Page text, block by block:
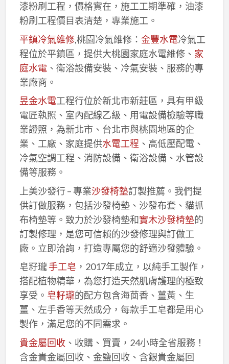
漆粉刷工程，價格實在，施工工期準確，油漆
粉刷工程價目表清楚，專業施工。
平鎮冷氣維修,桃園冷氣維修： 金豐水電冷氣工
程位於平鎮區，提供大桃園家庭水電維修、 家
庭水電、衛浴設備安裝、冷氣安裝、服務的專
業廠商。
昱金水電工程行位於新北市新莊區，具有甲級
電匠執照、室內配線乙級、用電設備檢驗等職
業證照，為新北市、台北市與桃園地區的企
業、工廠、家庭提供水電工程 、高低壓配電、
冷氣空調工程、消防設備、衛浴設備、水管設
備等服務。
上美沙發行 – 專業沙發椅墊訂製推薦。我們提
供訂做服務，包括沙發椅墊、沙發布套、貓抓
布椅墊等。致力於沙發椅墊和實木沙發椅墊的
訂製修理，是您可信賴的沙發修理與訂做工
廠。立即洽詢，打造專屬您的舒適沙發體驗。
皂籽瓏手工皂 ，2017年成立，以純手工製作，
搭配植物精華，為您打造天然肌膚護理的極致
享受。 皂籽瓏的配方包含海茴香、薑黃、生
薑、左手香等天然成分，每款手工皂都是用心
製作，滿足您的不同需求。
貴金屬回收、收購、買賣，24小時全省服務！
含金貴金屬回收、金鹽回收、含銀貴金屬回